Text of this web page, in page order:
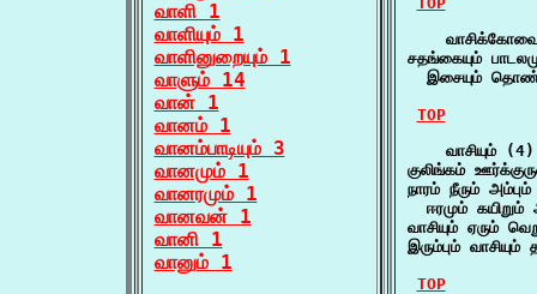
வாளி 1
வாளியும் 1
வாளினுறையும் 1
வாளும் 14
வான் 1
வானம் 1
வானம்பாடியும் 3
வானமும் 1
வானரமும் 1
வானவன் 1
வானி 1
வானும் 1
சதங்கையும்
இசையும்
TOP
    வாசியும் (4)
குலிங்கம்
நாரம் நீரும் அம்பும்
ஈரமும் கயிறும்
வாசியும் ஏரும்
இரும்பும்
TOP